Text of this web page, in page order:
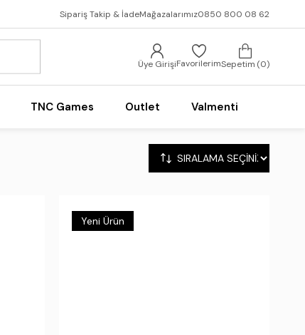
Sipariş Takip & İadeMağazalarımız0850 800 08 62
Üye GirişiFavorilerimSepetim 0
TNC Games Outlet Valmenti
Yeni Ürün